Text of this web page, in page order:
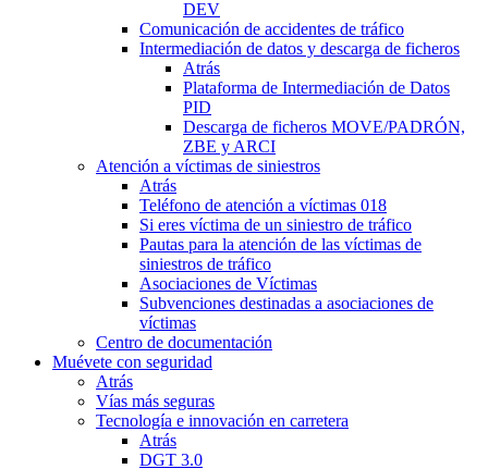
DEV
Comunicación de accidentes de tráfico
Intermediación de datos y descarga de ficheros
Atrás
Plataforma de Intermediación de Datos
PID
Descarga de ficheros MOVE/PADRÓN,
ZBE y ARCI
Atención a víctimas de siniestros
Atrás
Teléfono de atención a víctimas 018
Si eres víctima de un siniestro de tráfico
Pautas para la atención de las víctimas de
siniestros de tráfico
Asociaciones de Víctimas
Subvenciones destinadas a asociaciones de
víctimas
Centro de documentación
Muévete con seguridad
Atrás
Vías más seguras
Tecnología e innovación en carretera
Atrás
DGT 3.0